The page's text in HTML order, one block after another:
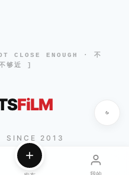
CLOSE ENOUGH · 不
够近 ]
FiLM
SINCE 2013
我的